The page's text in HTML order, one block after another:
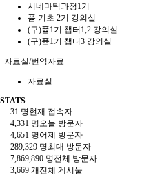
시네마틱과정1기
퓸 기초 2기 강의실
(구)퓸1기 챕터1,2 강의실
(구)퓸1기 챕터3 강의실
자료실/번역자료
자료실
STATS
31 명현재 접속자
4,331 명오늘 방문자
4,651 명어제 방문자
289,329 명최대 방문자
7,869,890 명전체 방문자
3,669 개 전체 게시물